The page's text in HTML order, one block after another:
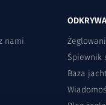
nami
Śpiewnik
Baza